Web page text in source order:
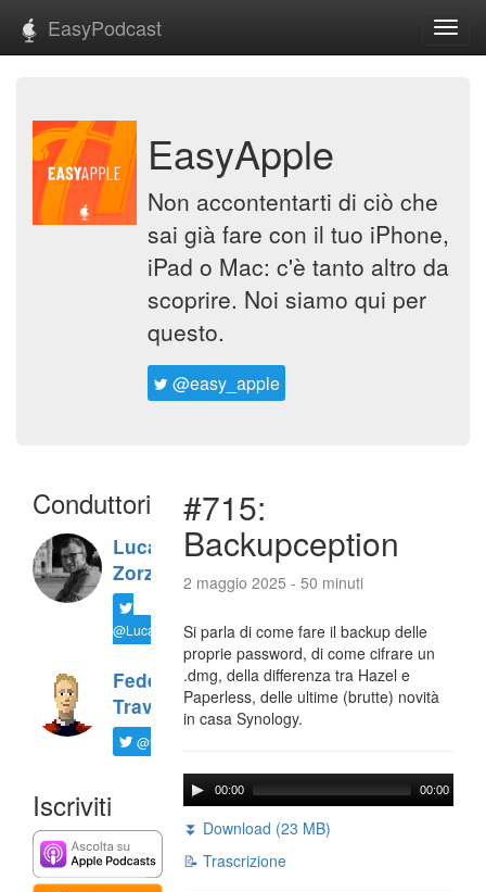
EasyPodcast
EasyApple
Non accontentarti di ciò che
sai già fare con il tuo iPhone,
iPad o Mac: c'è tanto altro da
scoprire. Noi siamo qui per
questo.
@easy_apple
Conduttori
Luca
Zorzi
@LucaTNT
Federico
Travaini
@ftrava
Iscriviti
#715:
Backupception
2 maggio 2025 - 50 minuti
Si parla di come fare il backup delle
proprie password, di come cifrare un
.dmg, della differenza tra Hazel e
Paperless, delle ultime (brutte) novità
in casa Synology.
00:00 00:00
⏬ Download (23 MB)
📝 Trascrizione